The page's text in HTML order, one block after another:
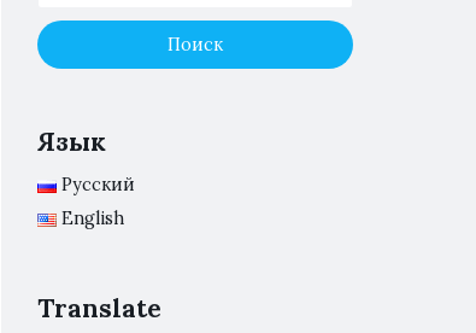
Язык
Русский
English
Translate